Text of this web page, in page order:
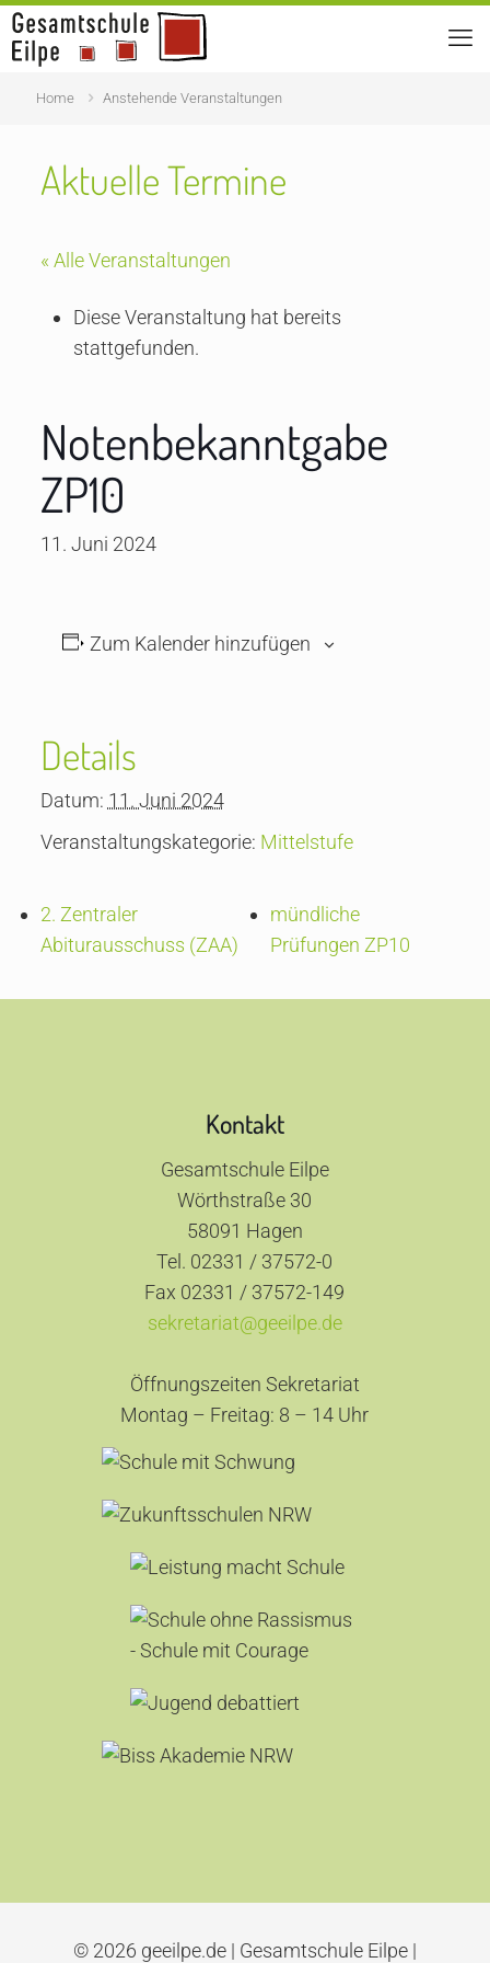
Home Anstehende Veranstaltungen
Aktuelle Termine
« Alle Veranstaltungen
Diese Veranstaltung hat bereits
stattgefunden.
Notenbekanntgabe
ZP10
11. Juni 2024
Zum Kalender hinzufügen
Details
Datum: 11. Juni 2024
Veranstaltungskategorie: Mittelstufe
2. Zentraler
Abiturausschuss (ZAA)
mündliche
Prüfungen ZP10
Kontakt
Gesamtschule Eilpe
Wörthstraße 30
58091 Hagen
Tel. 02331 / 37572-0
Fax 02331 / 37572-149
sekretariat@geeilpe.de
Öffnungszeiten Sekretariat
Montag – Freitag: 8 – 14 Uhr
© 2026 geeilpe.de | Gesamtschule Eilpe |